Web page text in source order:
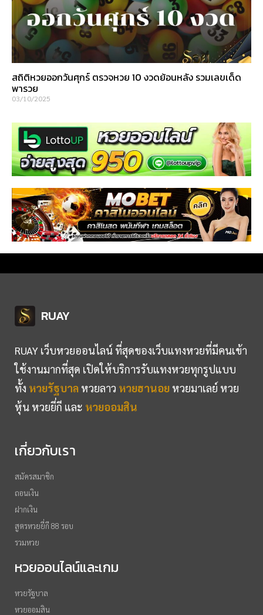
สถิติหวยออกวันศุกร์ ตรวจหวย 10 งวดย้อนหลัง รวมเลขเด็ด
พารวย
03/10/2025
RUAY
RUAY เว็บหวยออนไลน์ ที่สุดของเว็บแทงหวยที่มีคนเข้า
ใช้งานมากที่สุด เปิดให้บริการรับแทงหวยทุกรูปแบบ
ทั้ง หวยรัฐบาล หวยลาว หวยฮานอย หวยมาเลย์ หวย
หุ้น หวยยี่กี และ หวยออมสิน
เกี่ยวกับเรา
สมัครสมาชิก
ถอนเงิน
ฝากเงิน
สูตรหวยยี่กี 88 รอบ
รวมหวย
หวยออนไลน์และเกม
หวยรัฐบาล
หวยออมสิน